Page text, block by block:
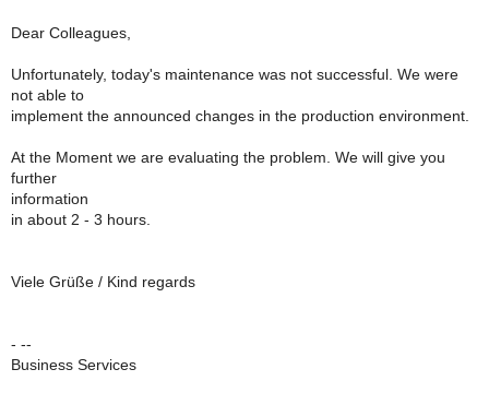
Dear Colleagues,
Unfortunately, today's maintenance was not successful. We were
not able to
implement the announced changes in the production environment.
At the Moment we are evaluating the problem. We will give you
further
information
in about 2 - 3 hours.
Viele Grüße / Kind regards
- --
Business Services